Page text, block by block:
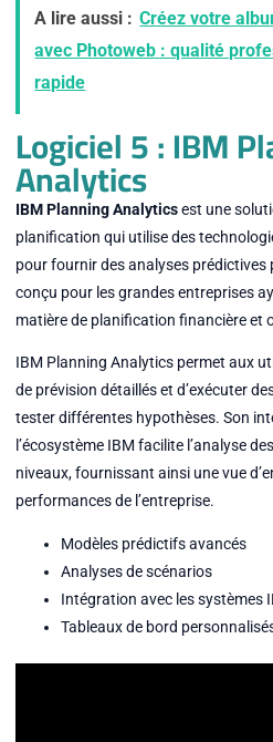
A lire aussi : Créez votre
avec Photoweb : qualité
rapide
Logiciel 5 : IBM
Analytics
IBM Planning Analyticsest une
planification qui utilise des
pour fournir des analyses prédictives
conçu pour les grandes entreprises
matière de planification financière et
IBM Planning Analytics permet aux
de prévision détaillés et d’exécuter
tester différentes hypothèses. Son
l’écosystème IBM facilite l’analyse
niveaux, fournissant ainsi une vue
performances de l’entreprise.
Modèles prédictifs avancés
Analyses de scénarios
Intégration avec les systèmes
Tableaux de bord